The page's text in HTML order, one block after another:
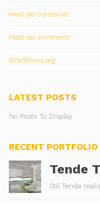
Feed dei contenuti
Feed dei commenti
WordPress.org
LATEST POSTS
No Posts To Display
RECENT PORTFOLIO
Tende
Stil Tenda